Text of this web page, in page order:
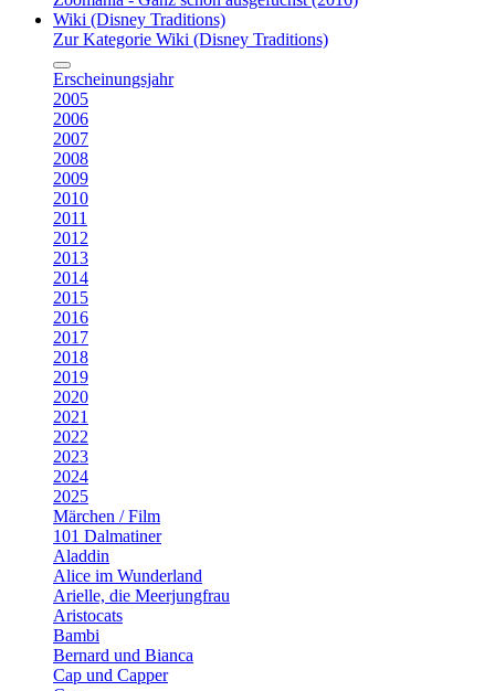
Wiki (Disney Traditions)
Zur Kategorie Wiki (Disney Traditions)
Erscheinungsjahr
2005
2006
2007
2008
2009
2010
2011
2012
2013
2014
2015
2016
2017
2018
2019
2020
2021
2022
2023
2024
2025
Märchen / Film
101 Dalmatiner
Aladdin
Alice im Wunderland
Arielle, die Meerjungfrau
Aristocats
Bambi
Bernard und Bianca
Cap und Capper